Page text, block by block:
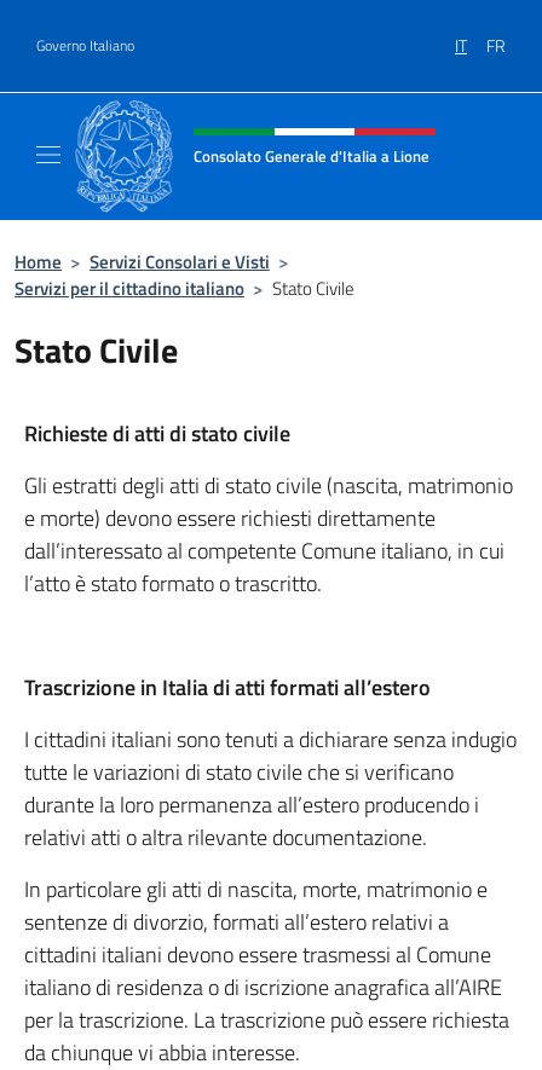
Governo Italiano IT FR
Intestazione sito, social e menù
Consolato Generale d'Italia a Lione
Home > Servizi Consolari e Visti >
Servizi per il cittadino italiano > Stato Civile
Stato Civile
Richieste di atti di stato civile
Gli estratti degli atti di stato civile (nascita, matrimonio
e morte) devono essere richiesti direttamente
dall’interessato al competente Comune italiano, in cui
l’atto è stato formato o trascritto.
Trascrizione in Italia di atti formati all’estero
I cittadini italiani sono tenuti a dichiarare senza indugio
tutte le variazioni di stato civile che si verificano
durante la loro permanenza all’estero producendo i
relativi atti o altra rilevante documentazione.
In particolare gli atti di nascita, morte, matrimonio e
sentenze di divorzio, formati all’estero relativi a
cittadini italiani devono essere trasmessi al Comune
italiano di residenza o di iscrizione anagrafica all’AIRE
per la trascrizione. La trascrizione può essere richiesta
da chiunque vi abbia interesse.